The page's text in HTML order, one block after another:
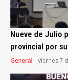
Nueve de Julio
provincial por
General viernes 7